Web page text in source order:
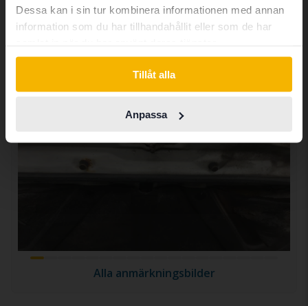
Dessa kan i sin tur kombinera informationen med annan
information som du har tillhandahållit eller som de har
Tillåt alla
Anpassa
Anmärkningsbilder
Alla anmärkningsbilder
Continue in Swedish
Switch to...